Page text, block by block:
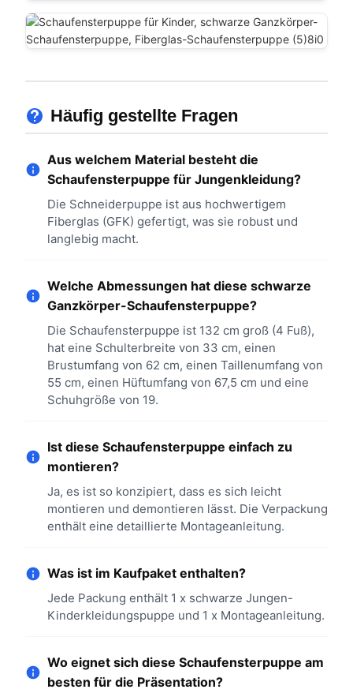
Häufig gestellte Fragen
Aus welchem ​​Material besteht die
Schaufensterpuppe für Jungenkleidung?
Die Schneiderpuppe ist aus hochwertigem
Fiberglas (GFK) gefertigt, was sie robust und
langlebig macht.
Welche Abmessungen hat diese schwarze
Ganzkörper-Schaufensterpuppe?
Die Schaufensterpuppe ist 132 cm groß (4 Fuß),
hat eine Schulterbreite von 33 cm, einen
Brustumfang von 62 cm, einen Taillenumfang von
55 cm, einen Hüftumfang von 67,5 cm und eine
Schuhgröße von 19.
Ist diese Schaufensterpuppe einfach zu
montieren?
Ja, es ist so konzipiert, dass es sich leicht
montieren und demontieren lässt. Die Verpackung
enthält eine detaillierte Montageanleitung.
Was ist im Kaufpaket enthalten?
Jede Packung enthält 1 x schwarze Jungen-
Kinderkleidungspuppe und 1 x Montageanleitung.
Wo eignet sich diese Schaufensterpuppe am
besten für die Präsentation?